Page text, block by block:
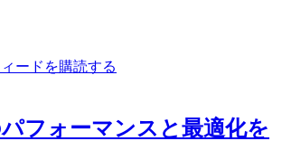
ードを購読する
フォーマンスと最適化を